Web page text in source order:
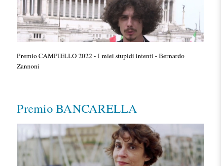
Premio CAMPIELLO 2022 - I miei stupidi intenti - Bernardo
Zannoni
Premio BANCARELLA